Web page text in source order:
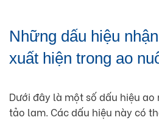
Những dấu hiệu
xuất hiện trong ao
Dưới đây là một số dấu hiệu
tảo lam. Các dấu hiệu này có